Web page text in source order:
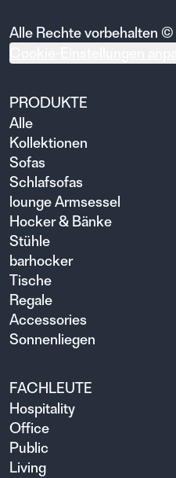
Alle Rechte vorbehalten
PRODUKTE
Alle
Kollektionen
Sofas
Schlafsofas
lounge Armsessel
Hocker & Bänke
Stühle
barhocker
Tische
Regale
Accessories
Sonnenliegen
FACHLEUTE
Hospitality
Office
Public
Living